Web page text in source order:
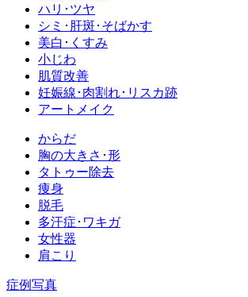
ハリ･ツヤ
シミ･肝斑･そばかす
美白･くすみ
小じわ
肌質改善
妊娠線･肉割れ･リスカ跡
アートメイク
からだ
胸の大きさ･形
タトゥー除去
痩身
脱毛
多汗症･ワキガ
女性器
肩こり
症例写真